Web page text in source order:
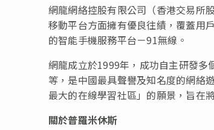
網龍網絡控股有限公司（香港交易所
移動平台方面擁有優良往績，覆蓋用
的智能手機服務平台－91無線。
網龍成立於1999年，成功自主研發多
等，是中國最具聲譽及知名度的網絡
最大的在線學習社區」的願景，旨在
關於普羅米休斯